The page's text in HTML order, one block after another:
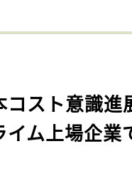
コスト意識進
ム上場企業